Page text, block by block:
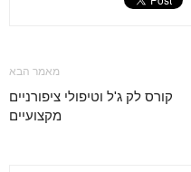
מאמר הבא
קורס לק ג'ל וטיפולי ציפורניים
מקצועיים